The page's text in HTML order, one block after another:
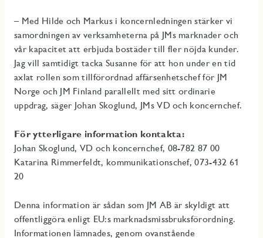
– Med Hilde och Markus i koncernledningen stärker vi
samordningen av verksamheterna på JMs marknader och
vår kapacitet att erbjuda bostäder till fler nöjda kunder.
Jag vill samtidigt tacka Susanne för att hon under en tid
axlat rollen som tillförordnad affärsenhetschef för JM
Norge och JM Finland parallellt med sitt ordinarie
uppdrag, säger Johan Skoglund, JMs VD och koncernchef.
För ytterligare information kontakta:
Johan Skoglund, VD och koncernchef, 08-782 87 00
Katarina Rimmerfeldt, kommunikationschef, 073-432 61
20
Denna information är sådan som JM AB är skyldigt att
offentliggöra enligt EU:s marknadsmissbruksförordning.
Informationen lämna­des, genom ovanstående